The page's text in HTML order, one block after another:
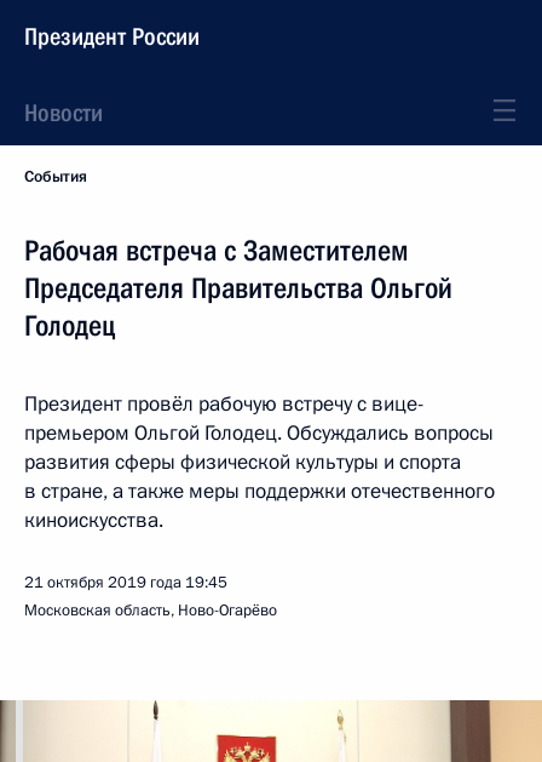
Президент России
Новости
События
Рабочая встреча с Заместителем
Председателя Правительства Ольгой
Голодец
Президент провёл рабочую встречу с вице-
премьером Ольгой Голодец. Обсуждались вопросы
развития сферы физической культуры и спорта
в стране, а также меры поддержки отечественного
киноискусства.
21 октября 2019 года 19:45
Московская область, Ново-Огарёво